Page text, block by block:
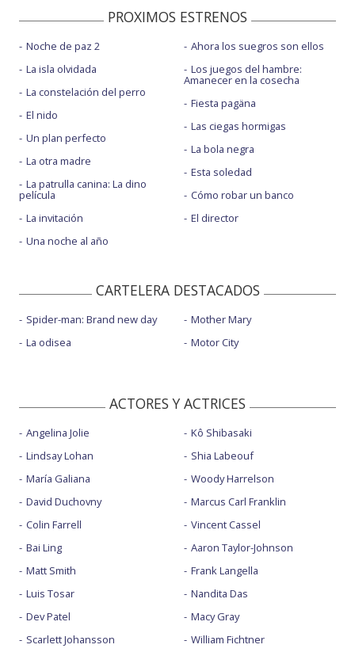
PROXIMOS ESTRENOS
Noche de paz 2
La isla olvidada
La constelación del perro
El nido
Un plan perfecto
La otra madre
La patrulla canina: La dino
película
La invitación
Una noche al año
Ahora los suegros son ellos
Los juegos del hambre:
Amanecer en la cosecha
Fiesta pagäna
Las ciegas hormigas
La bola negra
Esta soledad
Cómo robar un banco
El director
CARTELERA DESTACADOS
Spider-man: Brand new day
La odisea
Mother Mary
Motor City
ACTORES Y ACTRICES
Angelina Jolie
Lindsay Lohan
María Galiana
David Duchovny
Colin Farrell
Bai Ling
Matt Smith
Luis Tosar
Dev Patel
Scarlett Johansson
Kô Shibasaki
Shia Labeouf
Woody Harrelson
Marcus Carl Franklin
Vincent Cassel
Aaron Taylor-Johnson
Frank Langella
Nandita Das
Macy Gray
William Fichtner